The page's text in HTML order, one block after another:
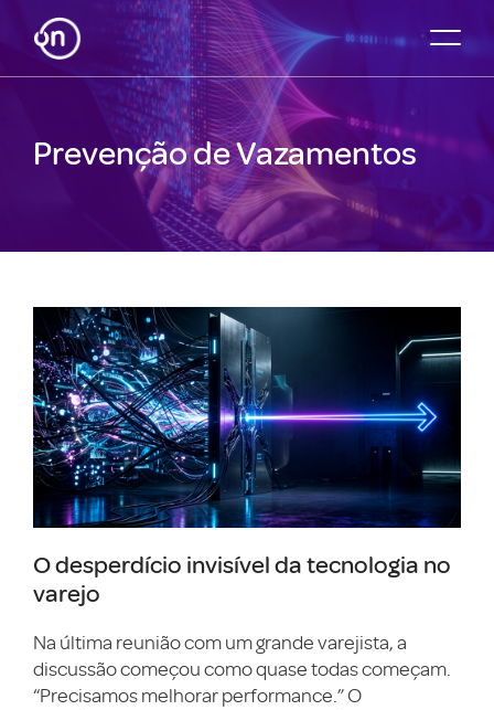
Prevenção de Vazamentos
O desperdício invisível da tecnologia no
varejo
Na última reunião com um grande varejista, a
discussão começou como quase todas começam.
“Precisamos melhorar performance.” O